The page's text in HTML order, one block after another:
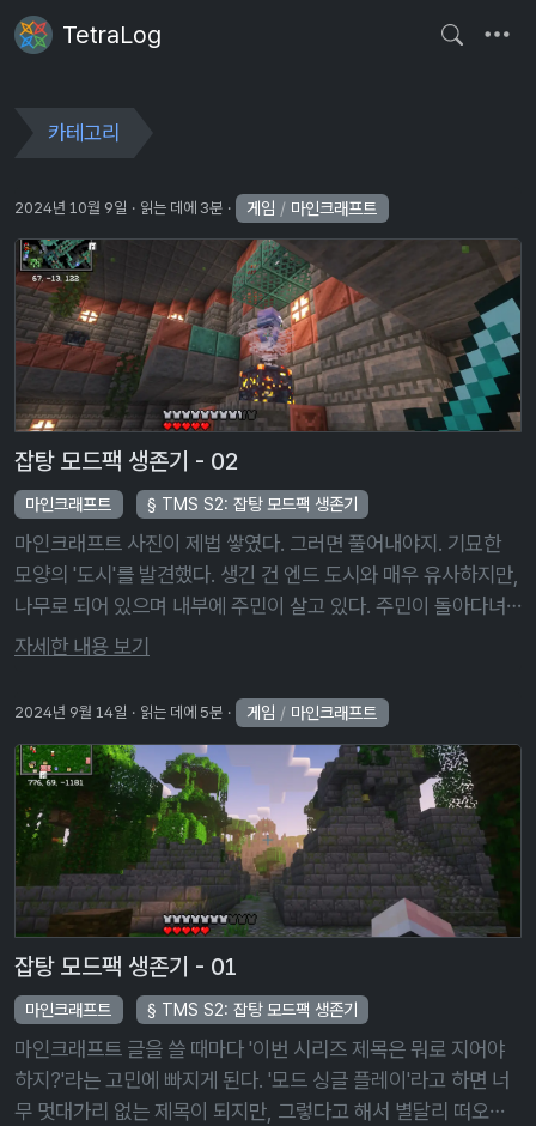
TetraLog
카테고리
2024년 10월 9일 읽는 데에 3분 게임 / 마인크래프트
잡탕 모드팩 생존기 - 02
마인크래프트 TMS S2: 잡탕 모드팩 생존기
마인크래프트 사진이 제법 쌓였다. 그러면 풀어내야지. 기묘한
모양의 '도시'를 발견했다. 생긴 건 엔드 도시와 매우 유사하지만,
나무로 되어 있으며 내부에 주민이 살고 있다. 주민이 돌아다녀
야 하기 때문에, 그 내부에는 계단이 많이 설치되어 있다. 일단 정
자세한 내용 보기
2024년 9월 14일 읽는 데에 5분 게임 / 마인크래프트
잡탕 모드팩 생존기 - 01
마인크래프트 TMS S2: 잡탕 모드팩 생존기
마인크래프트 글을 쓸 때마다 '이번 시리즈 제목은 뭐로 지어야
하지?'라는 고민에 빠지게 된다. '모드 싱글 플레이'라고 하면 너
무 멋대가리 없는 제목이 되지만, 그렇다고 해서 별달리 떠오르